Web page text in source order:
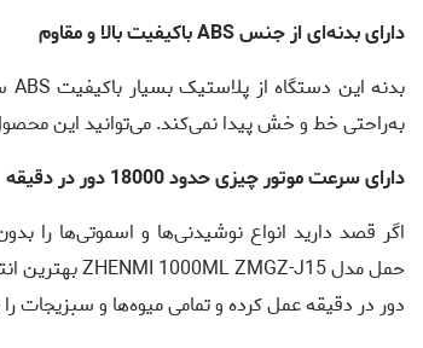
دارای بدنه‌ای از جنس ABS باکیفیت بالا و مقاوم
بدنه این دستگاه از پلاستیک بسیار باکیفیت ABS
به‌راحتی خط و خش پیدا نمی‌کند. می‌توانید این
دارای سرعت موتور چیزی حدود 18000 دور در دقیقه
اگر قصد دارید انواع نوشیدنی‌ها و اسموتی‌ها را
دور در دقیقه عمل کرده و تمامی میوه‌ها و سبزیجات